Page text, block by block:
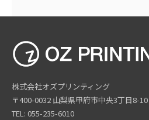
株式会社オズプリンティング
〒400-0032 山梨県甲府市中央3丁目8-10
TEL: 055-235-6010